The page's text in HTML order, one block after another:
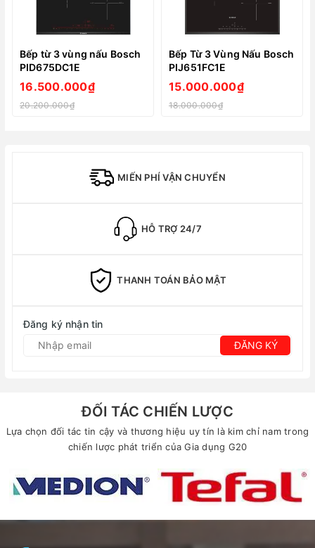
Bếp từ 3 vùng nấu Bosch
PID675DC1E
16.500.000₫
20.200.000₫
Bếp Từ 3 Vùng Nấu Bosch
PIJ651FC1E
15.000.000₫
18.000.000₫
MIẾN PHÍ VẬN CHUYỂN
HỖ TRỢ 24/7
THANH TOÁN BẢO MẬT
Đăng ký nhận tin
ĐĂNG KÝ
ĐỐI TÁC CHIẾN LƯỢC
Lựa chọn đối tác tin cậy và thương hiệu uy tín là kim chỉ nam trong
chiến lược phát triển của Gia dụng G20